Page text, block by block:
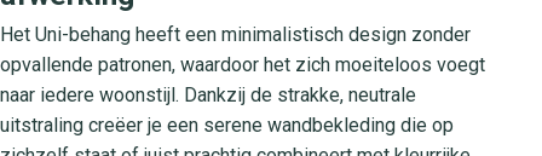
Het Uni-behang heeft een minimalistisch design zonder
opvallende patronen, waardoor het zich moeiteloos voegt
naar iedere woonstijl. Dankzij de strakke, neutrale
uitstraling creëer je een serene wandbekleding die op